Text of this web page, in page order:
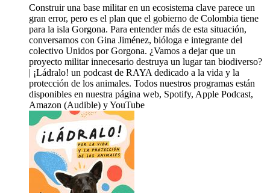
Construir una base militar en un ecosistema clave parece un
gran error, pero es el plan que el gobierno de Colombia tiene
para la isla Gorgona. Para entender más de esta situación,
conversamos con Gina Jiménez, bióloga e integrante del
colectivo Unidos por Gorgona. ¿Vamos a dejar que un
proyecto militar innecesario destruya un lugar tan biodiverso?
| ¡Ládralo! un podcast de RAYA dedicado a la vida y la
protección de los animales. Todos nuestros programas están
disponibles en nuestra página web, Spotify, Apple Podcast,
Amazon (Audible) y YouTube